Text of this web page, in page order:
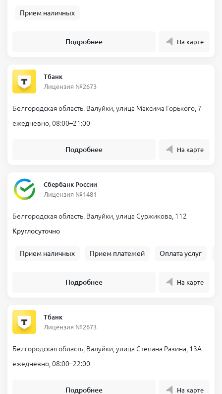
Прием наличных
Подробнее На карте
Тбанк
Лицензия №2673
Белгородская область, Валуйки, улица Максима Горького, 7
ежедневно, 08:00–21:00
Подробнее На карте
Сбербанк России
Лицензия №1481
Белгородская область, Валуйки, улица Суржикова, 112
Круглосуточно
Прием наличных Прием платежей Оплата услуг
Подробнее На карте
Тбанк
Лицензия №2673
Белгородская область, Валуйки, улица Степана Разина, 13А
ежедневно, 08:00–22:00
Подробнее На карте